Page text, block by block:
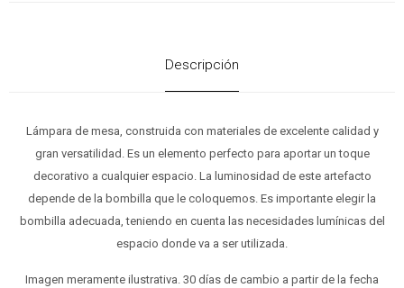
Descripción
Lámpara de mesa, construida con materiales de excelente calidad y
gran versatilidad. Es un elemento perfecto para aportar un toque
decorativo a cualquier espacio. La luminosidad de este artefacto
depende de la bombilla que le coloquemos. Es importante elegir la
bombilla adecuada, teniendo en cuenta las necesidades lumínicas del
espacio donde va a ser utilizada.
Imagen meramente ilustrativa. 30 días de cambio a partir de la fecha